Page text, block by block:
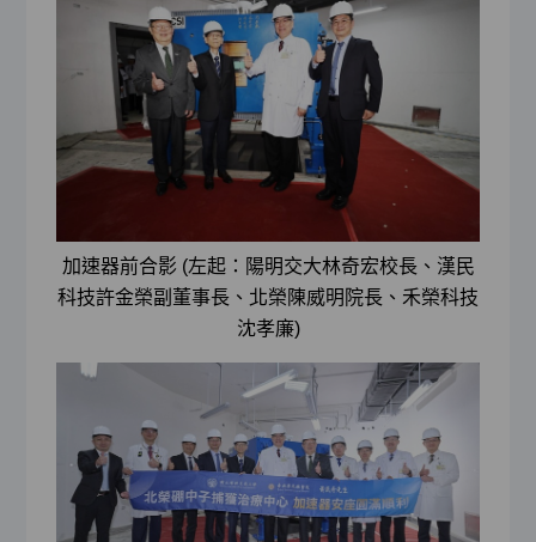
加速器前合影 (左起：陽明交大林奇宏校長、漢民
科技許金榮副董事長、北榮陳威明院長、禾榮科技
沈孝廉)